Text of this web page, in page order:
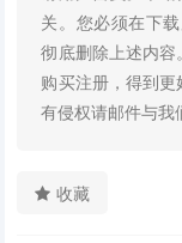
关。您必须在下
彻底删除上述内容
购买注册，得到
有侵权请邮件与我
收藏